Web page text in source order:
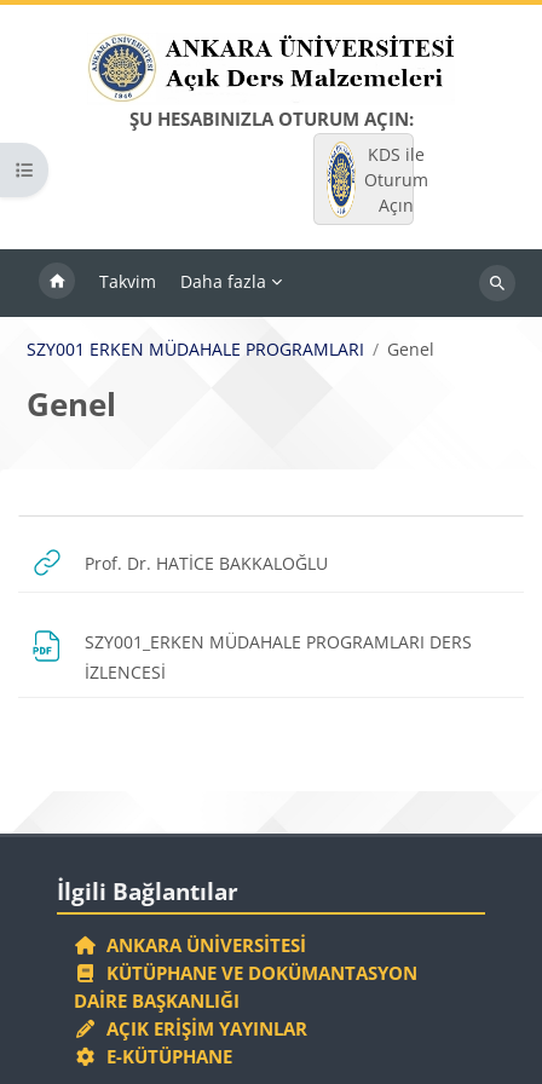
ŞU HESABINIZLA OTURUM AÇIN:
KDS ile
Oturum
Açın
Takvim Daha fazla
Dersleri
Kurs dizinini aç
SZY001 ERKEN MÜDAHALE PROGRAMLARI Genel
Genel
Bloklar
Bölüm anahatları
Prof. Dr. HATİCE BAKKALOĞLU
SZY001_ERKEN MÜDAHALE PROGRAMLARI DERS
İZLENCESİ
Bloklar
İlgili Bağlantılar
ANKARA ÜNIVERSITESI
KÜTÜPHANE VE DOKÜMANTASYON
DAIRE BAŞKANLIĞI
AÇIK ERIŞIM YAYINLAR
E-KÜTÜPHANE